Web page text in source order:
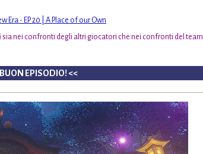
Era - EP 20 | A Place of our Own
sia nei confronti degli altri giocatori che nei confronti del team.
EPISODIO! <<